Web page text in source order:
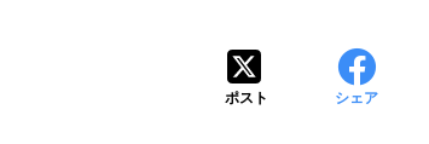
ポスト シェア